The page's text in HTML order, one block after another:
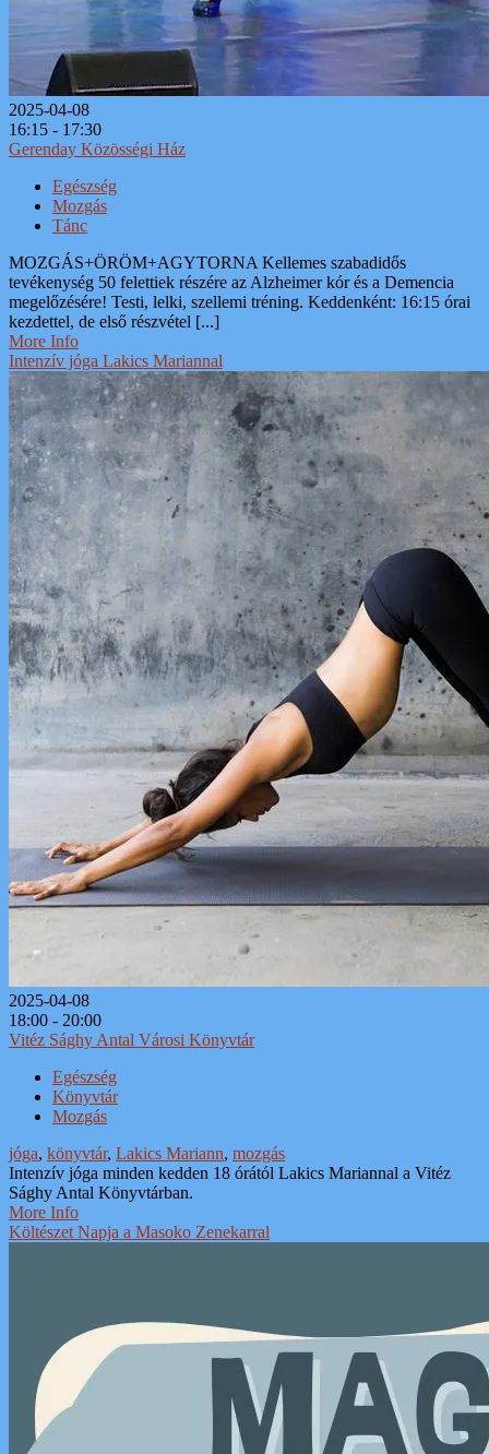
2025-04-08
16:15 - 17:30
Gerenday Közösségi Ház
Egészség
Mozgás
Tánc
MOZGÁS+ÖRÖM+AGYTORNA Kellemes szabadidős
tevékenység 50 felettiek részére az Alzheimer kór és a Demencia
megelőzésére! Testi, lelki, szellemi tréning. Keddenként: 16:15 órai
kezdettel, de első részvétel [...]
More Info
Intenzív jóga Lakics Mariannal
2025-04-08
18:00 - 20:00
Vitéz Sághy Antal Városi Könyvtár
Egészség
Könyvtár
Mozgás
jóga, könyvtár, Lakics Mariann, mozgás
Intenzív jóga minden kedden 18 órától Lakics Mariannal a Vitéz
Sághy Antal Könyvtárban.
More Info
Költészet Napja a Masoko Zenekarral